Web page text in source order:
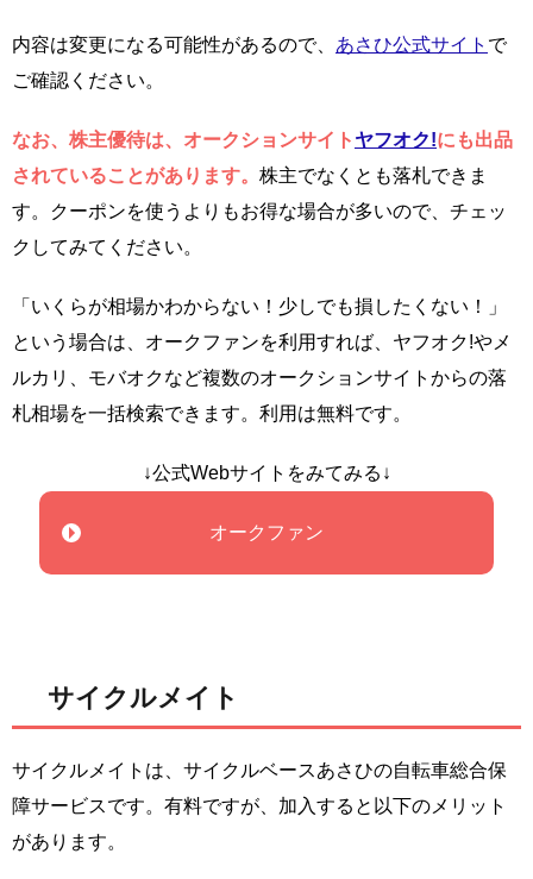
内容は変更になる可能性があるので、 あさひ公式サイト で
ご確認ください。
なお、株主優待は、オークションサイト ヤフオク!にも出品
されていることがあります。 株主でなくとも落札できま
す。クーポンを使うよりもお得な場合が多いので、チェッ
クしてみてください。
「いくらが相場かわからない！少しでも損したくない！」
という場合は、オークファンを利用すれば、ヤフオク!やメ
ルカリ、モバオクなど複数のオークションサイトからの落
札相場を一括検索できます。利用は無料です。
↓公式Webサイトをみてみる↓
オークファン
サイクルメイト
サイクルメイトは、サイクルベースあさひの自転車総合保
障サービスです。有料ですが、加入すると以下のメリット
があります。